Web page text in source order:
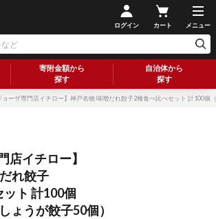
ログイン カート メニュー
寄附金額から
探す
自治体から
探す
ョーザ専門店イチロー】神戸名物 味噌だれ餃子2種食べ比べセット 計100個
店イチロー】
れ餃子
ト 計100個
ょうが餃子50個）